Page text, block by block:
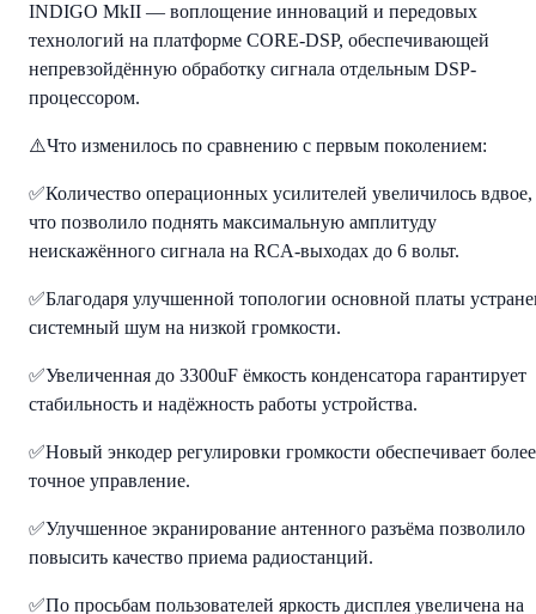
INDIGO MkII — воплощение инноваций и передовых
технологий на платформе CORE-DSP, обеспечивающей
непревзойдённую обработку сигнала отдельным DSP-
процессором.
⚠️Что изменилось по сравнению с первым поколением:
✅Количество операционных усилителей увеличилось вдвое,
что позволило поднять максимальную амплитуду
неискажённого сигнала на RCA-выходах до 6 вольт.
✅Благодаря улучшенной топологии основной платы
системный шум на низкой громкости.
✅Увеличенная до 3300uF ёмкость конденсатора гарантирует
стабильность и надёжность работы устройства.
✅Новый энкодер регулировки громкости обеспечивает более
точное управление.
✅Улучшенное экранирование антенного разъёма позволило
повысить качество приема радиостанций.
✅По просьбам пользователей яркость дисплея увеличена на